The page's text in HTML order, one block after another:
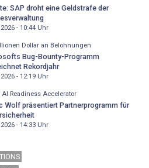
SAP droht eine Geldstrafe der
- 10:44Uhr
Dollar an Belohnungen
Bug-Bounty-Programm
Rekordjahr
- 12:19Uhr
AI Readiness Accelerator
Wolf präsentiert Partnerprogramm für
- 14:33Uhr